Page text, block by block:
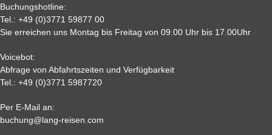
Alle weiteren Stronierungsbedingungen entnehmen Sie bitte
unseren AGB. Wir empfehlen Ihnen den Abschluss einer
Buchungshotline:
Tel.: +49 (0)3771 59877 00
Sie erreichen uns Montag bis Freitag von 09.00 Uhr bis 17.00Uhr
Voicebot:
Abfrage von Abfahrtszeiten und Verfügbarkeit
Tel.: +49 (0)3771 5987720
Per E-Mail an:
buchung@lang-reisen.com